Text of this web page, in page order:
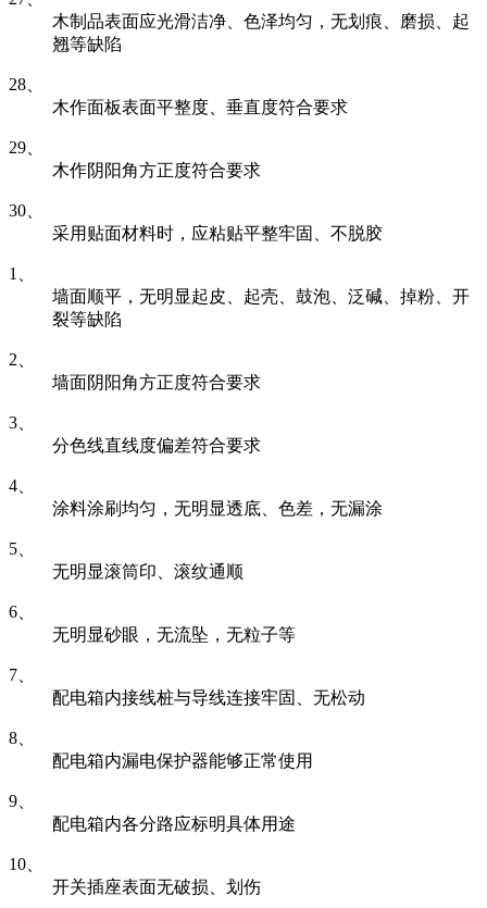
木制品表面应光滑洁净、色泽均匀，无划痕、磨损、起
翘等缺陷
28、
木作面板表面平整度、垂直度符合要求
29、
木作阴阳角方正度符合要求
30、
采用贴面材料时，应粘贴平整牢固、不脱胶
1、
墙面顺平，无明显起皮、起壳、鼓泡、泛碱、掉粉、开
裂等缺陷
2、
墙面阴阳角方正度符合要求
3、
分色线直线度偏差符合要求
4、
涂料涂刷均匀，无明显透底、色差，无漏涂
5、
无明显滚筒印、滚纹通顺
6、
无明显砂眼，无流坠，无粒子等
7、
配电箱内接线桩与导线连接牢固、无松动
8、
配电箱内漏电保护器能够正常使用
9、
配电箱内各分路应标明具体用途
10、
开关插座表面无破损、划伤